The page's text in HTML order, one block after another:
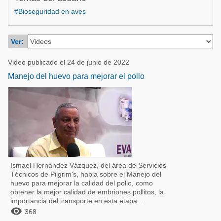
Avicultura
Porcicultura
Lechería
Balanceados - Piensos
Comunidades en portugués
Micotoxinas
Avicultura
Porcicultura
Ganadería
#Bioseguridad en aves
Ver:
Video publicado el 24 de junio de 2022
Manejo del huevo para mejorar el pollo
Ismael Hernández Vázquez, del área de Servicios
Técnicos de Pilgrim's, habla sobre el Manejo del
huevo para mejorar la calidad del pollo, como
obtener la mejor calidad de embriones pollitos, la
importancia del transporte en esta etapa...
 368